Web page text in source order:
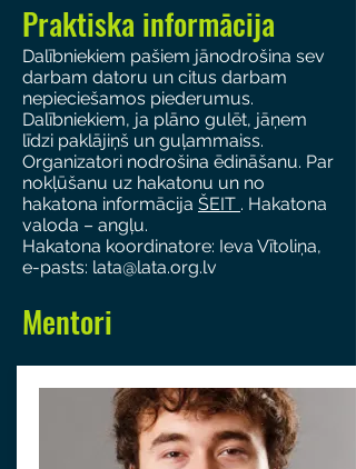
Praktiska informācija
Dalībniekiem pašiem jānodrošina sev
darbam datoru un citus darbam
nepieciešamos piederumus.
Dalībniekiem, ja plāno gulēt, jāņem
līdzi paklājiņš un guļammaiss.
Organizatori nodrošina ēdināšanu. Par
nokļūšanu uz hakatonu un no
hakatona informācija ŠEIT . Hakatona
valoda – angļu.
Hakatona koordinatore: Ieva Vītoliņa,
e-pasts: lata@lata.org.lv
Mentori